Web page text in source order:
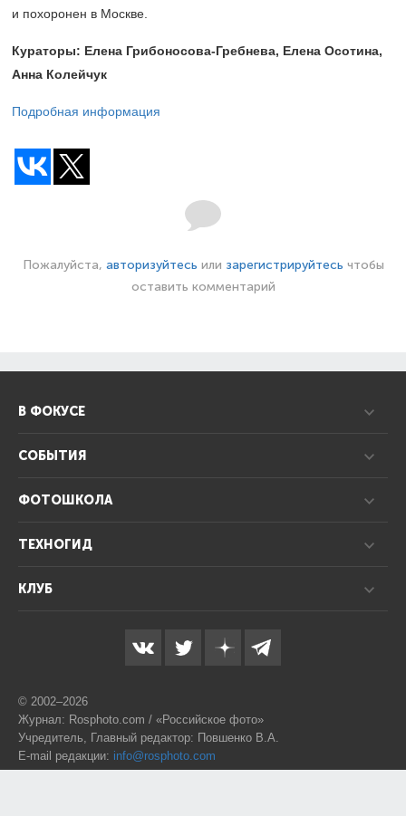
и похоронен в Москве.
Кураторы: Елена Грибоносова-Гребнева, Елена Осотина,
Анна Колейчук
Подробная информация
Пожалуйста, авторизуйтесь или зарегистрируйтесь чтобы
оставить комментарий
В ФОКУСЕ
СОБЫТИЯ
ФОТОШКОЛА
ТЕХНОГИД
КЛУБ
© 2002–2026
Журнал: Rosphoto.com / «Российское фото»
Учредитель, Главный редактор: Повшенко В.А.
E-mail редакции: info@rosphoto.com